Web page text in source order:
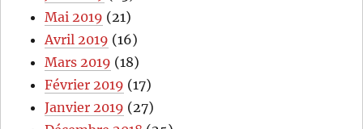
Mai 2019 (21)
Avril 2019 (16)
Mars 2019 (18)
Février 2019 (17)
Janvier 2019 (27)